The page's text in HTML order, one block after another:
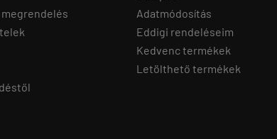
Adatmódosítás
Eddigi rendeléseim
Kedvenc termékek
Letölthető termékek